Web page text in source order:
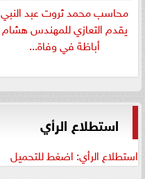
​محاسب محمد ثروت عبد النبي
يقدم التعازي للمهندس هشام
أباظة في وفاة...
استطلاع الرأي
استطلاع الرأي: اضغط للتحميل